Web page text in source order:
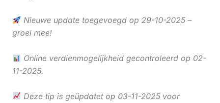
Nieuwe update toegevoegd op 29-10-2025 –
groei mee!
Online verdienmogelijkheid gecontroleerd op 02-
11-2025.
Deze tip is geüpdatet op 03-11-2025 voor